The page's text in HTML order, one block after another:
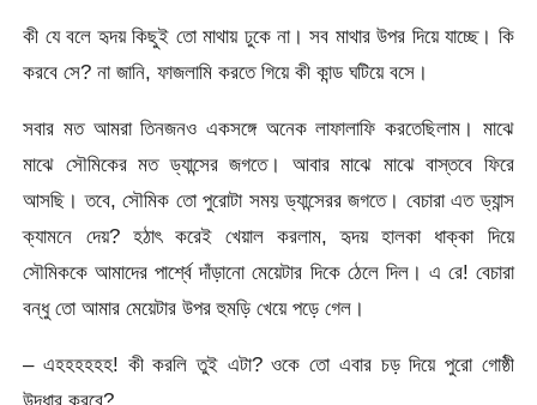
কী যে বলে হৃদয় কিছুই তো মাথায় ঢুকে না। সব মাথার উপর দিয়ে যাচ্ছে। কি
করবে সে? না জানি, ফাজলামি করতে গিয়ে কী কান্ড ঘটিয়ে বসে।
সবার মত আমরা তিনজনও একসঙ্গে অনেক লাফালাফি করতেছিলাম। মাঝে
মাঝে সৌমিকের মত ড্যান্সের জগতে। আবার মাঝে মাঝে বাস্তবে ফিরে
আসছি। তবে, সৌমিক তো পুরোটা সময় ড্যান্সেরর জগতে। বেচারা এত ড্যান্স
ক্যামনে দেয়? হঠাৎ করেই খেয়াল করলাম, হৃদয় হালকা ধাক্কা দিয়ে
সৌমিককে আমাদের পার্শ্বে দাঁড়ানো মেয়েটার দিকে ঠেলে দিল। এ রে! বেচারা
বন্ধু তো আমার মেয়েটার উপর হুমড়ি খেয়ে পড়ে গেল।
– এহহহহহহ! কী করলি তুই এটা? ওকে তো এবার চড় দিয়ে পুরো গোষ্ঠী